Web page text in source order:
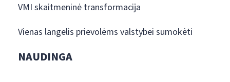
VMI skaitmeninė transformacija
Vienas langelis prievolėms valstybei sumokėti
NAUDINGA